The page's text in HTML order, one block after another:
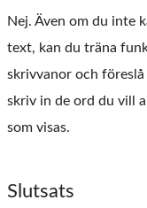
Nej. Även om du inte
text, kan du träna
skrivvanor och
skriv in de ord du vill
som visas.
Slutsats